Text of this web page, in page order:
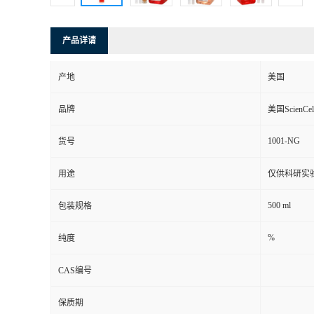
产品详请
产地 美国
品牌 美国
货号 1001-NG
用途 仅供科研实
包装规格 500 ml
纯度 %
CAS编号
保质期